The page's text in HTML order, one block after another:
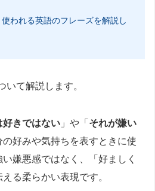
われる英語のフレーズを解説し
いて解説します。
好きではない 」や「 それが嫌い
好みや気持ちを表すときに使
嫌悪感ではなく、「好ましく
る柔らかい表現です。